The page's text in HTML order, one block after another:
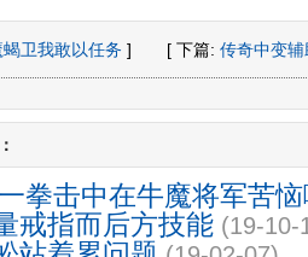
卫我敢以任务 ] [ 下篇: 传奇中变
拳击中在牛魔将军苦
戒指而后方技能 (19-10-